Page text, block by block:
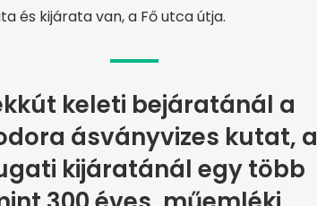
és kijárata van, a Fő utca útja.
keleti bejáratánál a
ásványvizes kutat, a
kijáratánál egy több